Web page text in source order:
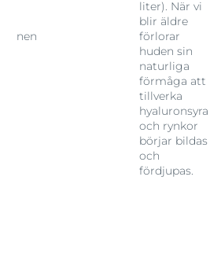
liter). När vi
blir äldre
förlorar
huden sin
naturliga
förmåga att
tillverka
hyaluronsyra
och rynkor
börjar bildas
och
fördjupas.